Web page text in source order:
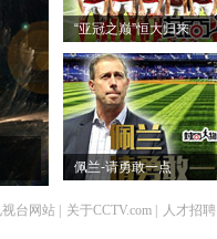
“亚冠之巅”恒大归来
佩兰-请勇敢一点
台网站 关于CCTV.com 人才招聘